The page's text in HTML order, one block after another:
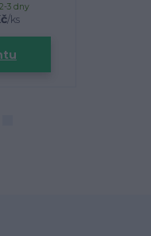
/ks
3 dny